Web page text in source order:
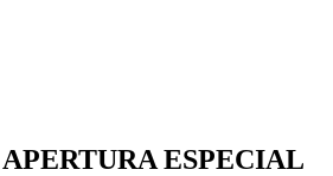
ESPECIAL